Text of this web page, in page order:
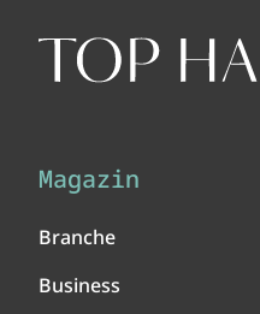
Magazin
Branche
Business